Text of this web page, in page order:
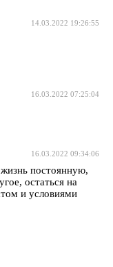
14.03.2022 19:26:55
16.03.2022 07:25:04
16.03.2022 09:34:06
постоянную,
остаться на
и условиями